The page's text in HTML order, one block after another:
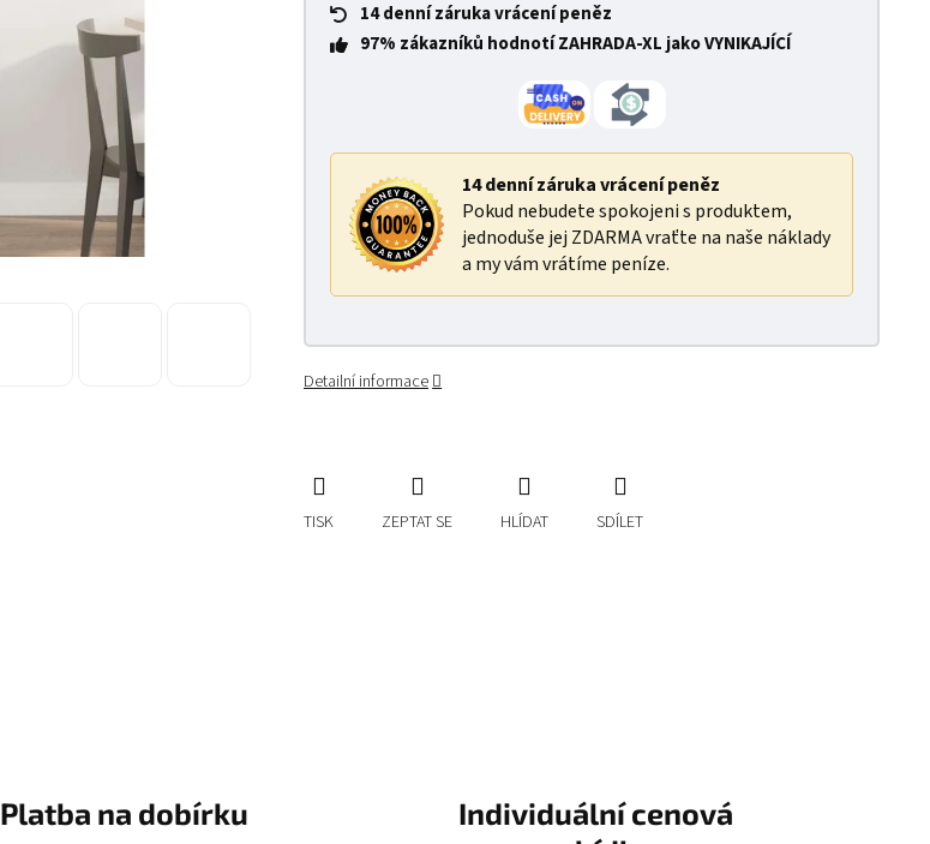
14 denní záruka vrácení peněz
97% zákazníků hodnotí ZAHRADA-XL jako VYNIKAJÍCÍ
14 denní záruka vrácení peněz
Pokud nebudete spokojeni s produktem,
jednoduše jej ZDARMA vraťte na naše náklady
a my vám vrátíme peníze.
Detailní informace
TISK ZEPTAT SE HLÍDAT SDÍLET
Platba na dobírku
Individuální cenová